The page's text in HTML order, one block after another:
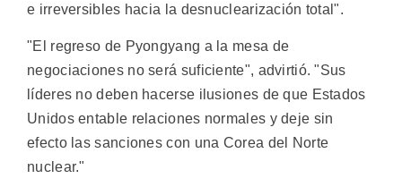
e irreversibles hacia la desnuclearización total".
"El regreso de Pyongyang a la mesa de
negociaciones no será suficiente", advirtió. "Sus
líderes no deben hacerse ilusiones de que Estados
Unidos entable relaciones normales y deje sin
efecto las sanciones con una Corea del Norte
nuclear."